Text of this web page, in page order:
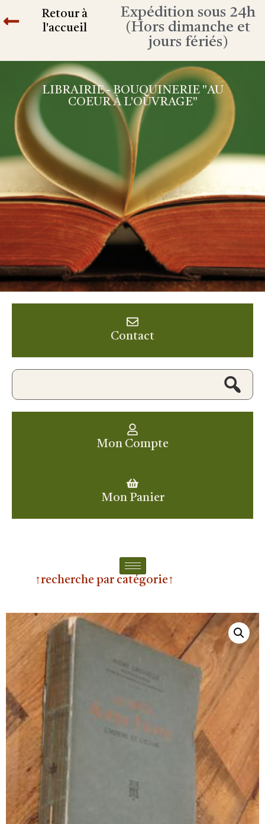
Retour à
l'accueil
Expédition sous 24h
(Hors dimanche et
jours fériés)
LIBRAIRIE - BOUQUINERIE "AU
COEUR À L'OUVRAGE"
Contact
Mon Compte
Mon Panier
↑recherche par catégorie↑